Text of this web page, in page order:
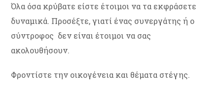
Όλα όσα κρύβατε είστε έτοιμοι να τα εκφράσετε
δυναμικά. Προσέξτε, γιατί ένας συνεργάτης ή ο
σύντροφος δεν είναι έτοιμοι να σας
ακολουθήσουν.
Φροντίστε την οικογένεια και θέματα στέγης.